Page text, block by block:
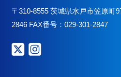
〒310-8555 茨城県水戸市笠原町
2846 FAX番号：029-301-2847